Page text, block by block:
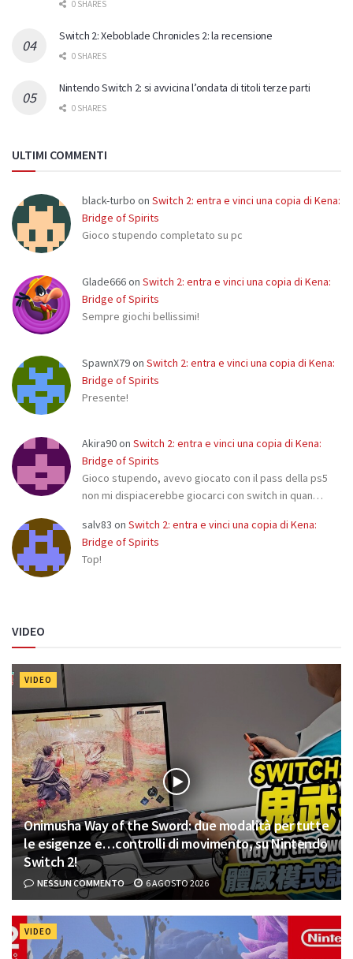
0 SHARES
Switch 2: Xeboblade Chronicles 2: la recensione
0 SHARES
Nintendo Switch 2: si avvicina l’ondata di titoli terze parti
0 SHARES
ULTIMI COMMENTI
black-turbo on Switch 2: entra e vinci una copia di Kena:
Bridge of Spirits
Gioco stupendo completato su pc
Glade666on Switch 2: entra e vinci una copia di Kena:
Bridge of Spirits
Sempre giochi bellissimi!
SpawnX79on Switch 2: entra e vinci una copia di Kena:
Bridge of Spirits
Presente!
Akira90on Switch 2: entra e vinci una copia di Kena:
Bridge of Spirits
Gioco stupendo, avevo giocato con il pass della ps5
non mi dispiacerebbe giocarci con switch in quan…
salv83 on Switch 2: entra e vinci una copia di Kena:
Bridge of Spirits
Top!
VIDEO
VIDEO
Onimusha Way of the Sword: due modalità per tutte
le esigenze e…controlli di movimento, su Nintendo
Switch 2!
NESSUN COMMENTO 6 AGOSTO 2026
VIDEO